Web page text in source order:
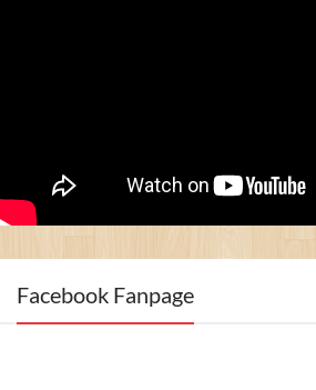
Facebook Fanpage